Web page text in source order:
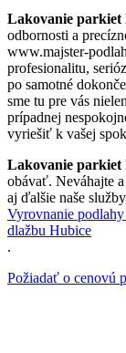
Lakovanie parkiet
odbornosti a
www.majster-
profesionalitu,
po samotné
sme tu pre vás
prípadnej
vyriešiť k vašej
Lakovanie parkiet
obávať. Neváhajte
aj ďalšie naše
Vyrovnanie
dlažbu Hubice
.
Požiadať o cenovú